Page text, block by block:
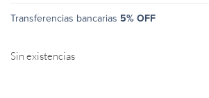
Transferencias bancarias 5% OFF
Sin existencias